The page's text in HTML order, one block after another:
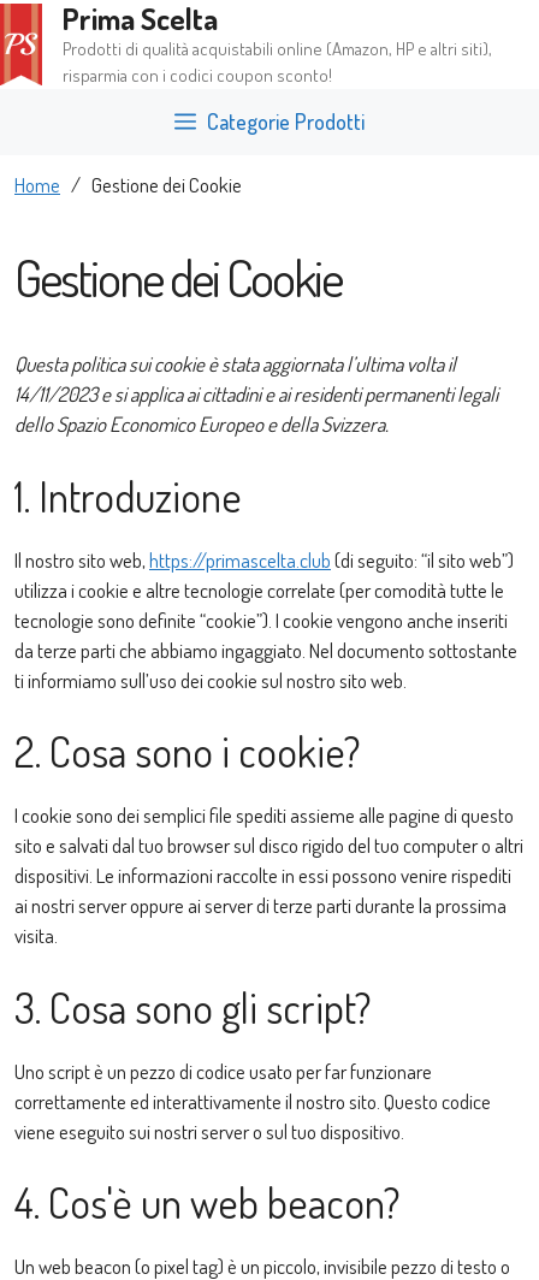
al
contenuto
Prima Scelta
Prodotti di qualità acquistabili online (Amazon, HP e altri siti),
risparmia con i codici coupon sconto!
Categorie Prodotti
Home / Gestione dei Cookie
Gestione dei Cookie
Questa politica sui cookie è stata aggiornata l’ultima volta il
14/11/2023 e si applica ai cittadini e ai residenti permanenti legali
dello Spazio Economico Europeo e della Svizzera.
1. Introduzione
Il nostro sito web,https://primascelta.club(di seguito: “il sito web”)
utilizza i cookie e altre tecnologie correlate (per comodità tutte le
tecnologie sono definite “cookie”). I cookie vengono anche inseriti
da terze parti che abbiamo ingaggiato. Nel documento sottostante
ti informiamo sull’uso dei cookie sul nostro sito web.
2. Cosa sono i cookie?
I cookie sono dei semplici file spediti assieme alle pagine di questo
sito e salvati dal tuo browser sul disco rigido del tuo computer o altri
dispositivi. Le informazioni raccolte in essi possono venire rispediti
ai nostri server oppure ai server di terze parti durante la prossima
visita.
3. Cosa sono gli script?
Uno script è un pezzo di codice usato per far funzionare
correttamente ed interattivamente il nostro sito. Questo codice
viene eseguito sui nostri server o sul tuo dispositivo.
4. Cos'è un web beacon?
Un web beacon (o pixel tag) è un piccolo, invisibile pezzo di testo o